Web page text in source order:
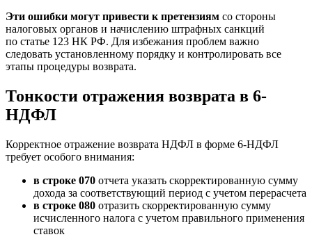
Эти ошибки могут привести к претензиям со стороны
налоговых органов и начислению штрафных санкций
по статье 123 НК РФ. Для избежания проблем важно
следовать установленному порядку и контролировать все
этапы процедуры возврата.
Тонкости отражения возврата в 6-
НДФЛ
Корректное отражение возврата НДФЛ в форме 6-НДФЛ
требует особого внимания:
в строке 070 отчета указать скорректированную сумму
дохода за соответствующий период с учетом перерасчета
в строке 080 отразить скорректированную сумму
исчисленного налога с учетом правильного применения
ставок